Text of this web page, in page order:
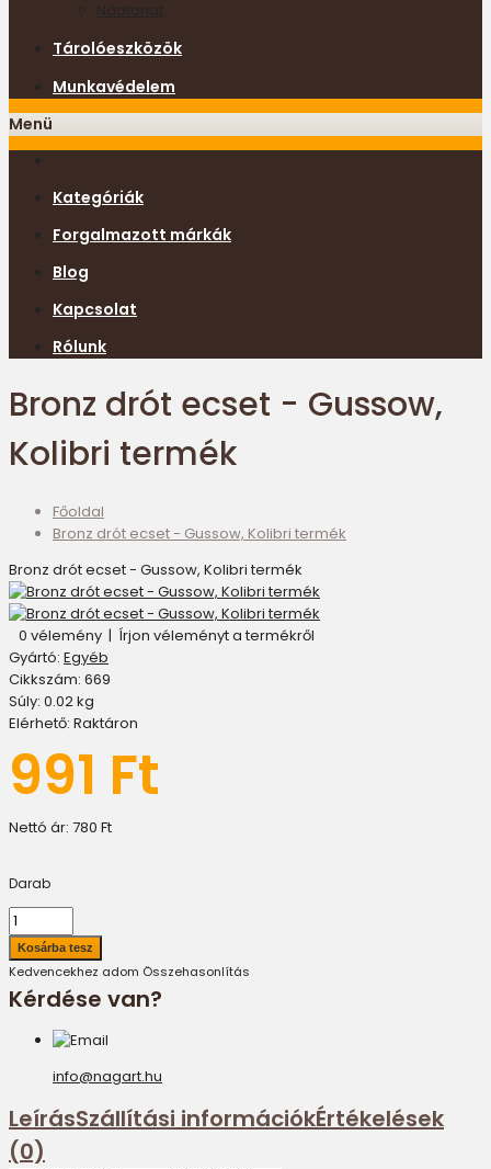
Tárolóeszközök
Munkavédelem
Menü
Kategóriák
Forgalmazott márkák
Blog
Kapcsolat
Rólunk
Bronz drót ecset - Gussow,
Kolibri termék
Főoldal
Bronz drót ecset - Gussow, Kolibri termék
Bronz drót ecset - Gussow, Kolibri termék
0 vélemény | Írjon véleményt a termékről
Gyártó: Egyéb
Cikkszám: 669
Súly: 0.02kg
Elérhető: Raktáron
991 Ft
Nettó ár: 780 Ft
Darab
Kedvencekhez adom Összehasonlítás
Kérdése van?
info@nagart.hu
LeírásSzállítási információkÉrtékelések
(0)